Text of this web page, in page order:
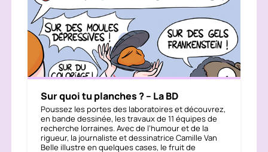
Sur quoi tu planches ? – La BD
Poussez les portes des laboratoires et découvrez,
en bande dessinée, les travaux de 11 équipes de
recherche lorraines. Avec de l’humour et de la
rigueur, la journaliste et dessinatrice Camille Van
Belle illustre en quelques cases, le fruit de